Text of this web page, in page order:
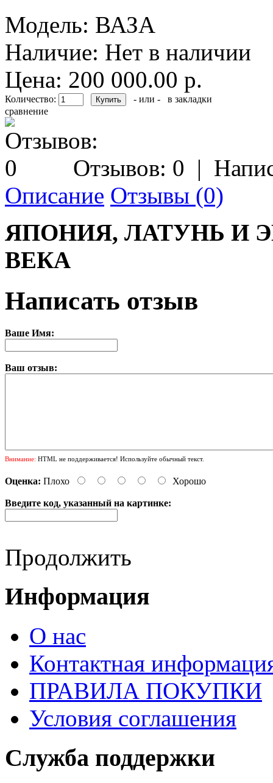
Модель: ВАЗА
Наличие: Нет в наличии
Цена: 200 000.00 р.
Количество: - или -
в закладки
сравнение
Отзывов: 0 |
Описание Отзывы (0)
ЯПОНИЯ, ЛАТУНЬ И
ВЕКА
Написать отзыв
Ваше Имя:
Ваш отзыв:
Внимание: HTML не поддерживается! Используйте обычный текст.
Оценка: Плохо Хорошо
Введите код, указанный на картинке:
Продолжить
Информация
О нас
Контактная
ПРАВИЛА ПОКУПКИ
Условия соглашения
Служба поддержки